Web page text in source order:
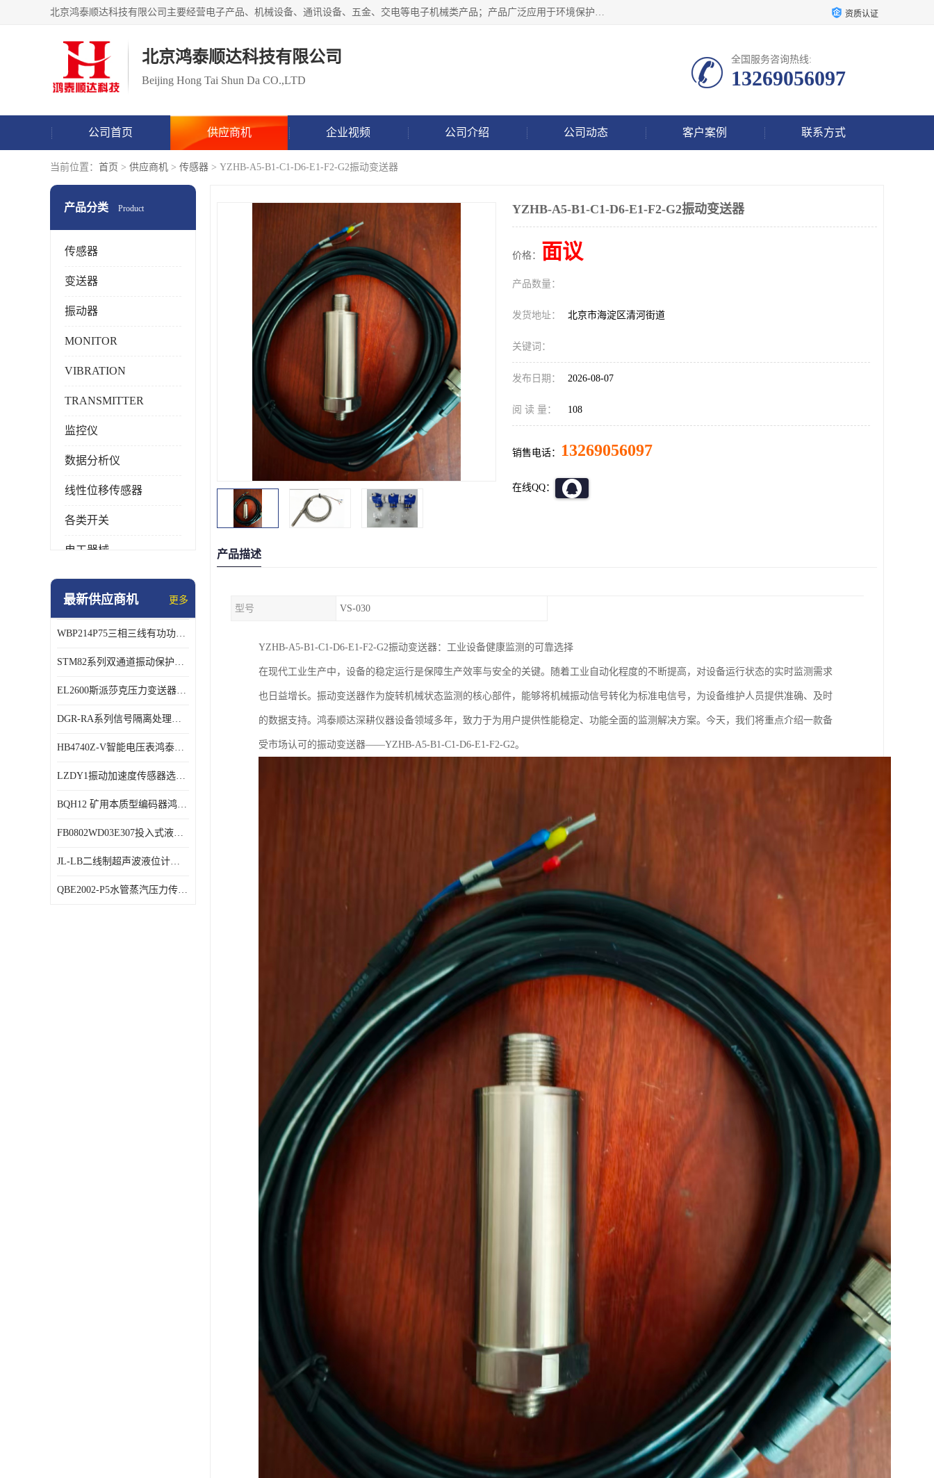
北京鸿泰顺达科技有限公司主要经营电子产品、机械设备、通讯设备、五金、交电等电子机械类产品；产品广泛应用于环境保护、石油化工、电力电子、冶金建筑、煤炭、农业、卫生防疫、教育科研等行业。并成功的与各地环境监测站、污水处理厂、卷烟厂、电厂、高校、科学院所、卫生防疫部门、煤矿、石化厂等用户建立了密切的合作关系。 资质认证
北京鸿泰顺达科技有限公司
Beijing Hong Tai Shun Da CO.,LTD
全国服务咨询热线:
13269056097
公司首页 供应商机 企业视频 公司介绍 公司动态 客户案例 联系方式
当前位置： 首页 > 供应商机 > 传感器 > YZHB-A5-B1-C1-D6-E1-F2-G2振动变送器
产品分类 Product
传感器
变送器
振动器
MONITOR
VIBRATION
TRANSMITTER
监控仪
数据分析仪
线性位移传感器
各类开关
电工器械
模块化产品
特殊用处传感器
特殊用途变送器
最新供应商机 更多
WBP214P75三相三线有功功率传感器鸿泰顺达产品稳定性好
STM82系列双通道振动保护表鸿泰产品技术规格
EL2600斯派莎克压力变送器技术规格
DGR-RA系列信号隔离处理器鸿泰产品技术规格
HB4740Z-V智能电压表鸿泰产品外形美观大方
LZDY1振动加速度传感器选型资料
BQH12 矿用本质型编码器鸿泰产品实物展示
FB0802WD03E307投入式液位计鸿泰产品选型参数
JL-LB二线制超声波液位计鸿泰产品外形美观大方
QBE2002-P5水管蒸汽压力传感器西门子产品技术规格
YZHB-A5-B1-C1-D6-E1-F2-G2振动变送器
价格： 面议
产品数量：
发货地址： 北京市海淀区清河街道
关键词：
发布日期： 2026-08-07
阅 读 量： 108
销售电话： 13269056097
在线QQ：
产品描述
型号 VS-030
YZHB-A5-B1-C1-D6-E1-F2-G2振动变送器：工业设备健康监测的可靠选择
在现代工业生产中，设备的稳定运行是保障生产效率与安全的关键。随着工业自动化程度的不断提高，对设备运行状态的实时监测需求
也日益增长。振动变送器作为旋转机械状态监测的核心部件，能够将机械振动信号转化为标准电信号，为设备维护人员提供准确、及时
的数据支持。鸿泰顺达深耕仪器设备领域多年，致力于为用户提供性能稳定、功能全面的监测解决方案。今天，我们将重点介绍一款备
受市场认可的振动变送器——YZHB-A5-B1-C1-D6-E1-F2-G2。